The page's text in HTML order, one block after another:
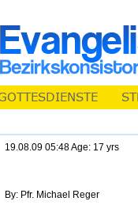
19.08.09 05:48 Age: 17 yrs
By: Pfr. Michael Reger